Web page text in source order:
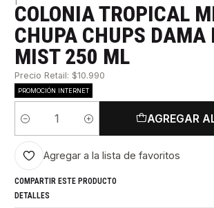
COLONIA TROPICAL
CHUPA CHUPS DAMA
MIST 250 ML
Precio Retail: $10.990
PROMOCIÓN INTERNET
Cantidad
AGREGAR
Agregar a la lista de favoritos
COMPARTIR ESTE PRODUCTO
DETALLES